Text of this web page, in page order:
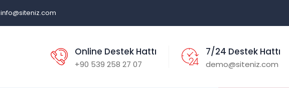
info@siteniz.com
Online Destek Hattı
+90 539 258 27 07
7/24 Destek Hattı
demo@siteniz.com